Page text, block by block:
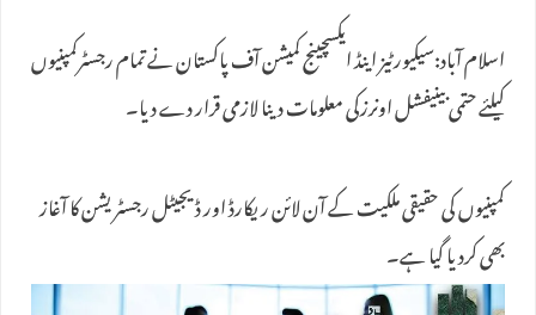
اسلام آباد:سیکیورٹیز اینڈ ایکسچینج کمیشن آف پاکستان نے تمام رجسٹرکمپنیوں
کیلئے حتمی بینیفشل اونرزکی معلومات دینا لازمی قرار دے دیا۔
کمپنیوں کی حقیقی ملکیت کے آن لائن ریکارڈ اور ڈیجیٹل رجسٹریشن کا آغاز
بھی کردیا گیا ہے۔